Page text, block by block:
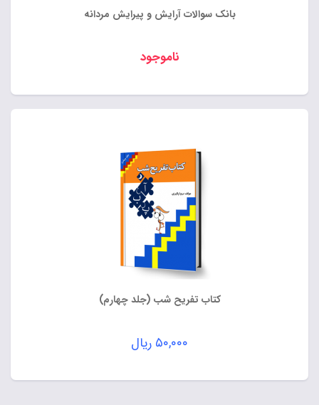
بانک سوالات آرایش و پیرایش مردانه
ناموجود
کتاب تفریح شب (جلد چهارم)
۵۰,۰۰۰ ریال